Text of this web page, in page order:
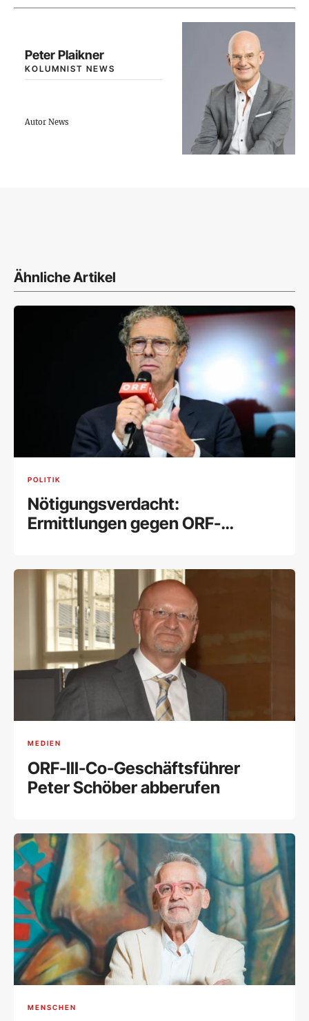
Peter Plaikner
KOLUMNIST NEWS
Autor News
Ähnliche Artikel
POLITIK
Nötigungsverdacht:
Ermittlungen gegen ORF-
MEDIEN
ORF-III-Co-Geschäftsführer
Peter Schöber abberufen
MENSCHEN